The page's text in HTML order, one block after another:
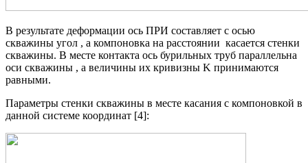
В результате деформации ось ПРИ составляет с осью
скважины угол , а компоновка на расстоянии касается стенки
скважины. В месте контакта ось бурильных труб параллельна
оси скважины , а величины их кривизны K принимаются
равными.
Параметры стенки скважины в месте касания с компоновкой в
данной системе координат [4]: